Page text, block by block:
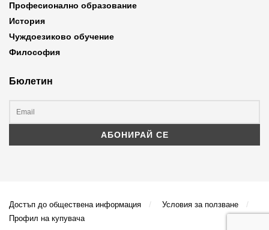
Професионално образование
История
Чуждоезиково обучение
Философия
Бюлетин
Достъп до обществена информация
Условия за ползване
Профил на купувача